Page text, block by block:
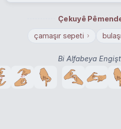
Çekuyê
çamaşır sepeti ›
Bi Alfabeya